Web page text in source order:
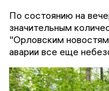
По состоянию на
значительным
"Орловским
аварии все еще